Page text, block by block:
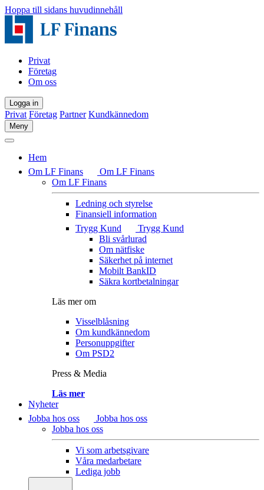
Hoppa till sidans huvudinnehåll
Privat
Företag
Om oss
Logga in
Privat Företag Partner Kundkännedom
Meny
Hem
Om LF Finans
Om LF Finans
Om LF Finans
Ledning och styrelse
Finansiell information
Trygg Kund
Trygg Kund
Bli svårlurad
Om nätfiske
Säkerhet på internet
Mobilt BankID
Säkra kortbetalningar
Läs mer om
Visselblåsning
Om kundkännedom
Personuppgifter
Om PSD2
Press & Media
Läs mer
Nyheter
Jobba hos oss
Jobba hos oss
Jobba hos oss
Vi som arbetsgivare
Våra medarbetare
Lediga jobb